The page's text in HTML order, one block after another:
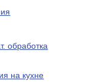
обработка
на кухне